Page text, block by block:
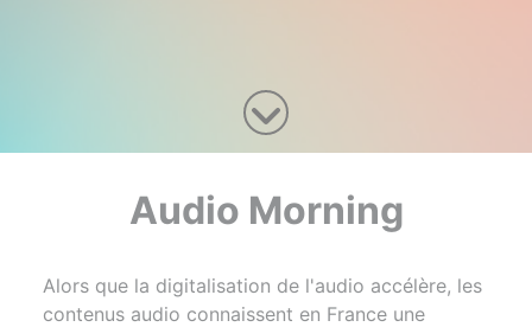
Audio Morning
Alors que la digitalisation de l'audio accélère, les
contenus audio connaissent en France une